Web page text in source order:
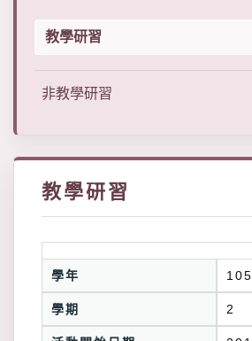
教學研習
非教學研習
教學研習
學年 105
學期 2